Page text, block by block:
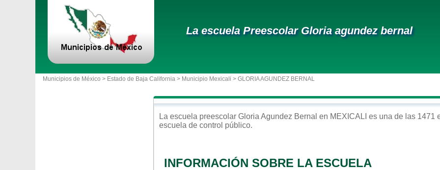
La escuela Preescolar Gloria agundez bernal
Municipios de México > Estado de Baja California > Municipio Mexicali > GLORIA AGUNDEZ BERNAL
La escuela preescolar Gloria Agundez Bernal en MEXICALI es una de las 1471
escuela de control público.
INFORMACIÓN SOBRE LA ESCUELA